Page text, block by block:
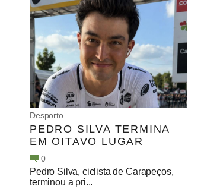
Desporto
PEDRO SILVA TERMINA
EM OITAVO LUGAR
0
Pedro Silva, ciclista de Carapeços,
terminou a pri...